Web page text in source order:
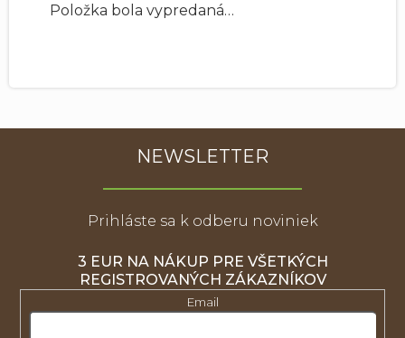
Položka bola vypredaná…
NEWSLETTER
Prihláste sa k odberu noviniek
3 EUR NA NÁKUP PRE VŠETKÝCH
REGISTROVANÝCH ZÁKAZNÍKOV
Email